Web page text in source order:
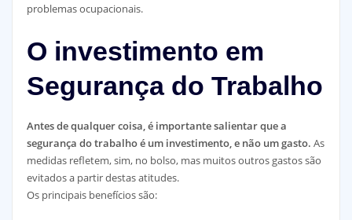
problemas ocupacionais.
O investimento em
Segurança do Trabalho
Antes de qualquer coisa, é importante salientar que a
segurança do trabalho é um investimento, e não um gasto. As
medidas refletem, sim, no bolso, mas muitos outros gastos são
evitados a partir destas atitudes.
Os principais benefícios são: